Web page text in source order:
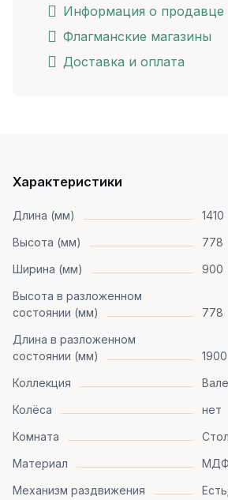
Информация о продавце
Флагманские магазины
Доставка и оплата
Характеристики
Длина (мм)
1410
Высота (мм)
778
Ширина (мм)
900
Высота в разложенном
состоянии (мм)
778
Длина в разложенном
состоянии (мм)
1900
Коллекция
Колёса
нет
Комната
Материал
Механизм раздвижения